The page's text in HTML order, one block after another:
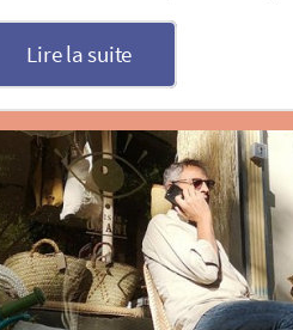
Lire la suite